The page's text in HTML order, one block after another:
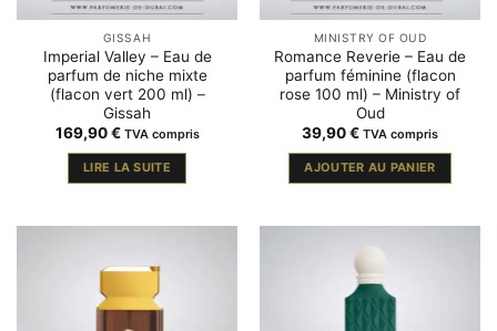
GISSAH
Imperial Valley – Eau de
parfum de niche mixte
(flacon vert 200 ml) –
Gissah
169,90€ TVA compris
LIRE LA SUITE
MINISTRY OF OUD
Romance Reverie – Eau de
parfum féminine (flacon
rose 100 ml) – Ministry of
Oud
39,90€ TVA compris
AJOUTER AU PANIER